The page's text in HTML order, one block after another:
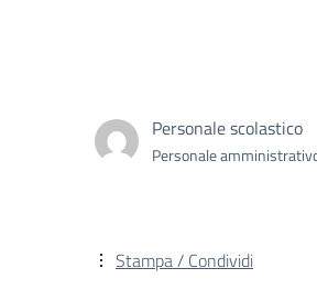
Personale scolastico
Personale
Stampa / Condividi